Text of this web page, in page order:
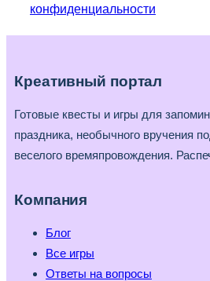
конфиденциальности
Креативный портал
Готовые квесты и игры для
праздника, необычного вручения
веселого времяпровождения.
Компания
Блог
Все игры
Ответы на вопросы